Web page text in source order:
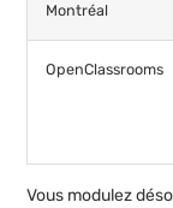
Montréal
OpenClassrooms
Vous modulez